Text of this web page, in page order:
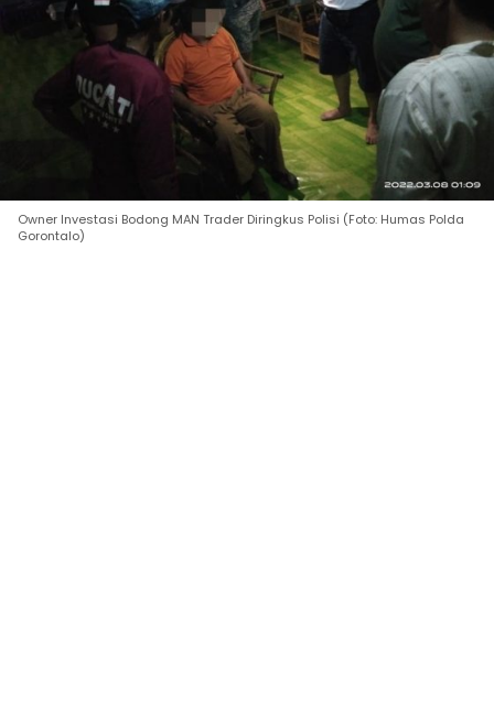
Owner Investasi Bodong MAN Trader Diringkus Polisi (Foto: Humas Polda
Gorontalo)